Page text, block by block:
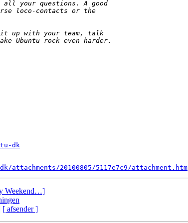
dk
20100805/5117e7c9/attachment.htm
Weekend…]
[ afsender ]